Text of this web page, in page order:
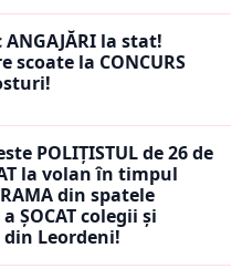
la stat!
la CONCURS
POLIȚISTUL de 26 de
la volan în timpul
din spatele
ȘOCAT colegii și
Leordeni!